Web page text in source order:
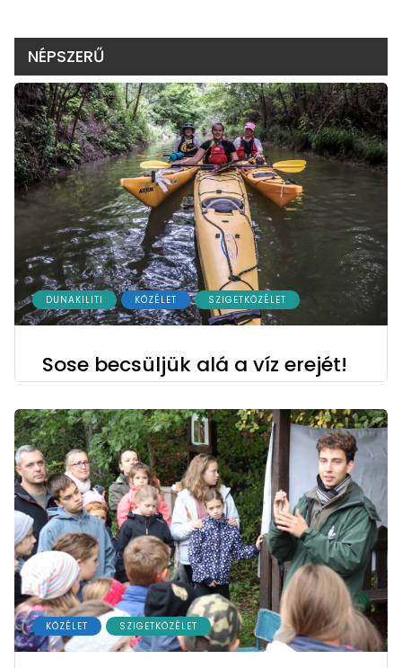
NÉPSZERŰ
DUNAKILITI KÖZÉLET SZIGETKÖZÉLET
Sose becsüljük alá a víz erejét!
KÖZÉLET SZIGETKÖZÉLET